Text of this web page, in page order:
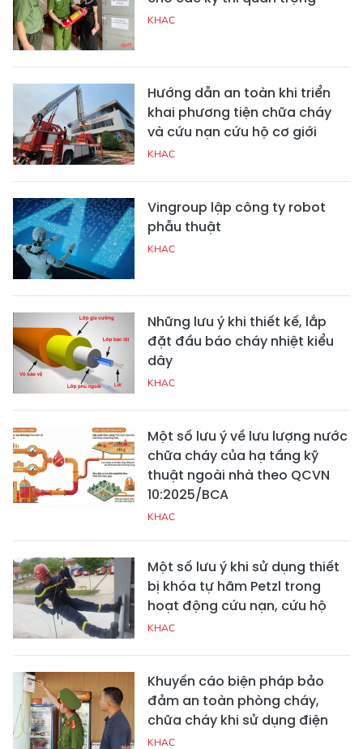
KHAC
Hướng dẫn an toàn khi triển
khai phương tiện chữa cháy
và cứu nạn cứu hộ cơ giới
KHAC
Vingroup lập công ty robot
phẫu thuật
KHAC
Những lưu ý khi thiết kế, lắp
đặt đầu báo cháy nhiệt kiểu
dây
KHAC
Một số lưu ý về lưu lượng nước
chữa cháy của hạ tầng kỹ
thuật ngoài nhà theo QCVN
10:2025/BCA
KHAC
Một số lưu ý khi sử dụng thiết
bị khóa tự hãm Petzl trong
hoạt động cứu nạn, cứu hộ
KHAC
Khuyến cáo biện pháp bảo
đảm an toàn phòng cháy,
chữa cháy khi sử dụng điện
KHAC